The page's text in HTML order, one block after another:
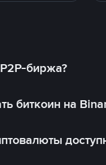
биржа?
биткоин на